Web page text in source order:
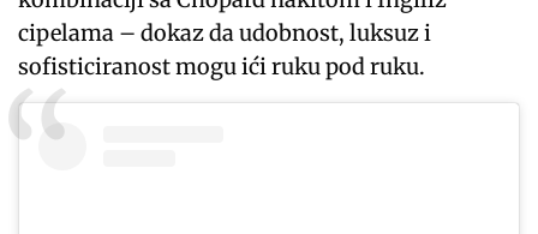
cipelama – dokaz da udobnost, luksuz i
sofisticiranost mogu ići ruku pod ruku.